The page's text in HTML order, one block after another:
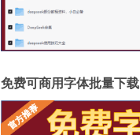
免费可商用字体批量下载